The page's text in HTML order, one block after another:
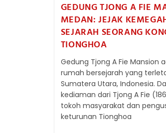
GEDUNG TJONG A FIE
MEDAN: JEJAK
SEJARAH SEORANG
TIONGHOA
Gedung Tjong A Fie Mansion
rumah bersejarah yang
Sumatera Utara, Indonesia.
kediaman dari Tjong A Fie
tokoh masyarakat dan
keturunan Tionghoa